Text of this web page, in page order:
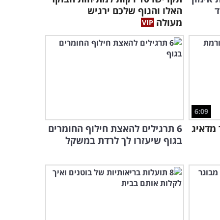
2:32
מאוסטאופורוזיס!
האלו והגוף שלכם ירגיש
מעולה
6:09
6 תרגילים להאצת חילוף החומרים
בגוף שיעזרו לך לרדת במשקל